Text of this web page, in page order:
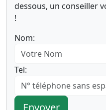
dessous, un conseiller
!
Nom:
Tel:
Envoyer